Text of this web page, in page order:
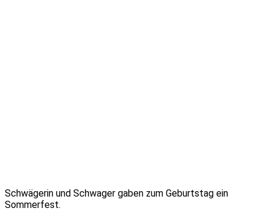
Schwägerin und Schwager gaben zum Geburtstag ein
Sommerfest.